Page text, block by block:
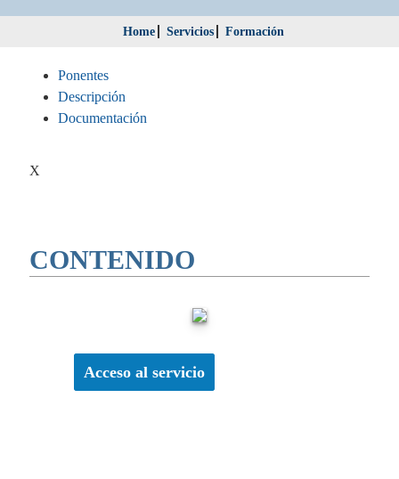
Home Servicios Formación
Ponentes
Descripción
Documentación
X
CONTENIDO
Acceso al servicio